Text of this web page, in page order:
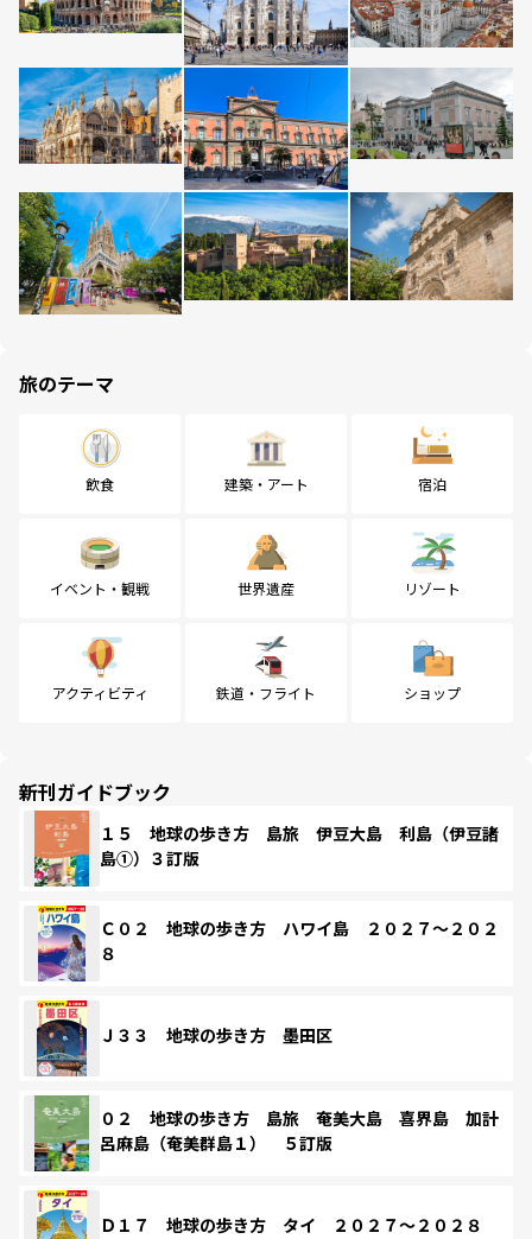
旅のテーマ
飲食 建築・アート 宿泊
イベント・観戦 世界遺産 リゾート
アクティビティ 鉄道・フライト ショップ
新刊ガイドブック
１５ 地球の歩き方 島旅 伊豆大島 利島（伊豆諸
島①）３訂版
Ｃ０２ 地球の歩き方 ハワイ島 ２０２７～２０２
８
Ｊ３３ 地球の歩き方 墨田区
０２ 地球の歩き方 島旅 奄美大島 喜界島 加計
呂麻島（奄美群島１） ５訂版
Ｄ１７ 地球の歩き方 タイ ２０２７～２０２８